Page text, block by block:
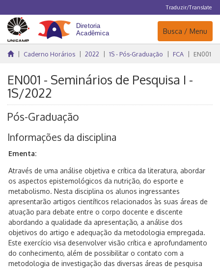
Traduzir/Translate
Navegação
Busca / Menu
Caderno Horários 2022 1S - Pós-Graduação FCA EN001
EN001 - Seminários de Pesquisa I -
1S/2022
Pós-Graduação
Informações da disciplina
Ementa:
Através de uma análise objetiva e crítica da literatura, abordar
os aspectos epistemológicos da nutrição, do esporte e
metabolismo. Nesta disciplina os alunos ingressantes
apresentarão artigos científicos relacionados às suas áreas de
atuação para debate entre o corpo docente e discente
abordando a qualidade da apresentação, a análise dos
objetivos do artigo e adequação da metodologia empregada.
Este exercício visa desenvolver visão crítica e aprofundamento
do conhecimento, além de possibilitar o contato com a
metodologia de investigação das diversas áreas de pesquisa